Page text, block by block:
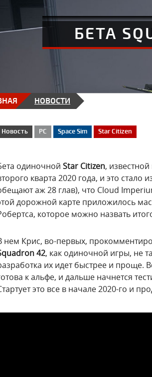
БЕТА
НОВОСТИ
Новость PC Space Sim Star Citizen
одиночной Star Citizen, известной
кварта 2020 года, и это стало
аж 28 глав), что Cloud
дорожной карте приложилось
которое можно назвать
нем Крис, во-первых,
42, как одиночной игры, не
их идет быстрее и проще.
к альфе, и дальше начнется
это все в начале 2020-го и